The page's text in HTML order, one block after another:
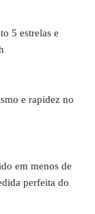
5 estrelas e
e rapidez no
em menos de
perfeita do